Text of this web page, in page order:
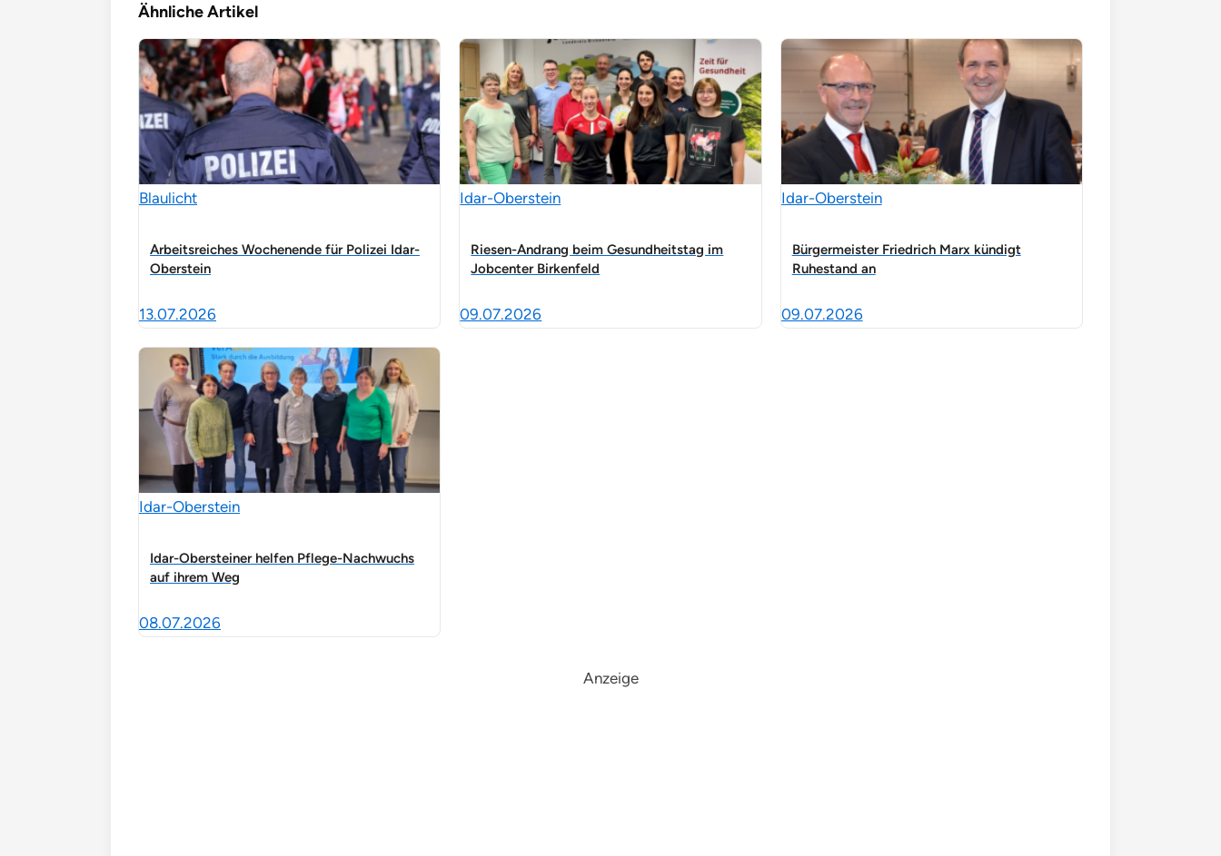
Ähnliche Artikel
Blaulicht
Arbeitsreiches Wochenende für Polizei Idar-
Oberstein
13.07.2026
Idar-Oberstein
Riesen-Andrang beim Gesundheitstag im
Jobcenter Birkenfeld
09.07.2026
Idar-Oberstein
Bürgermeister Friedrich Marx kündigt
Ruhestand an
09.07.2026
Idar-Oberstein
Idar-Obersteiner helfen Pflege-Nachwuchs
auf ihrem Weg
08.07.2026
Anzeige